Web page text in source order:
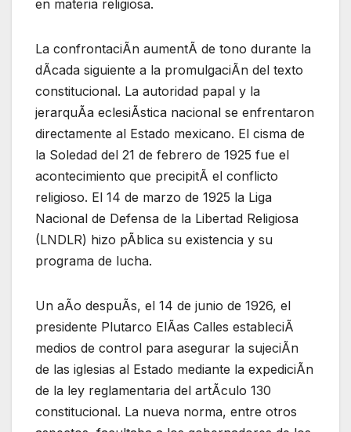
en materia religiosa.
La confrontaciÃn aumentÃ de tono durante la
dÃcada siguiente a la promulgaciÃn del texto
constitucional. La autoridad papal y la
jerarquÃa eclesiÃstica nacional se enfrentaron
directamente al Estado mexicano. El cisma de
la Soledad del 21 de febrero de 1925 fue el
acontecimiento que precipitÃ el conflicto
religioso. El 14 de marzo de 1925 la Liga
Nacional de Defensa de la Libertad Religiosa
(LNDLR) hizo pÃblica su existencia y su
programa de lucha.
Un aÃo despuÃs, el 14 de junio de 1926, el
presidente Plutarco ElÃas Calles estableciÃ
medios de control para asegurar la sujeciÃn
de las iglesias al Estado mediante la expediciÃn
de la ley reglamentaria del artÃculo 130
constitucional. La nueva norma, entre otros